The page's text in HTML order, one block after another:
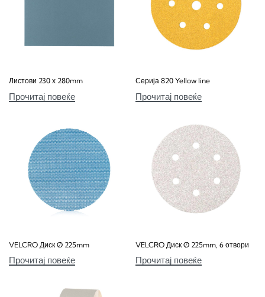
Листови 230 х 280mm
Прочитај повеќе
Серија 820 Yellow line
Прочитај повеќе
VELCRO Диск Ø 225mm
Прочитај повеќе
VELCRO Диск Ø 225mm, 6 отвори
Прочитај повеќе